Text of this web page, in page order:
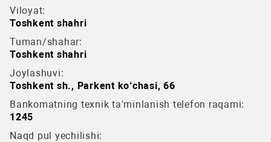
Viloyat:
Toshkent shahri
Tuman/shahar:
Toshkent shahri
Joylashuvi:
Toshkent sh., Parkent ko‘chasi, 66
Bankomatning texnik ta'minlanish telefon raqami:
1245
Naqd pul yechilishi: